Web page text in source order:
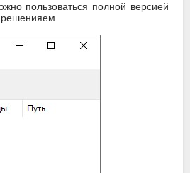
пользоваться полной версией